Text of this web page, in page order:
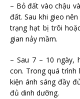
– Bỏ đất vào chậu
đất. Sau khi gieo
trạng hạt bị trôi
gian nảy mầm.
– Sau 7 – 10 ngày,
con. Trong quá
kiện ánh sáng đầy
đủ dinh dưỡng.